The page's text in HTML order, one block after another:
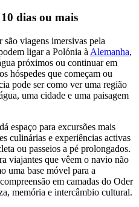
dias ou mais
viagens imersivas pela
ligar a Polónia à Alemanha,
próximos ou continuar em
hóspedes que começam ou
pode ser como ver uma região
uma cidade e uma paisagem
espaço para excursões mais
culinárias e experiências activas
ou passeios a pé prolongados.
viajantes que vêem o navio não
uma base móvel para a
em camadas do Oder
memória e intercâmbio cultural.